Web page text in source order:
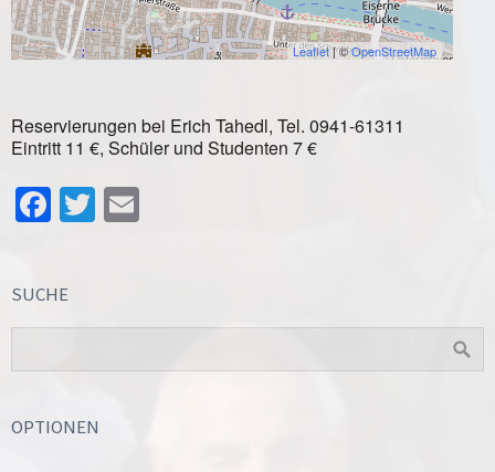
Leaflet| ©OpenStreetMap
Reservierungen bei Erich Tahedl, Tel. 0941-61311
Eintritt 11 €, Schüler und Studenten 7 €
Facebook
Twitter
SUCHE
OPTIONEN